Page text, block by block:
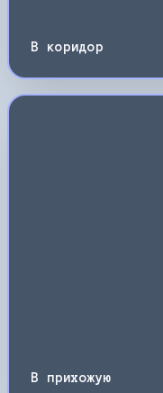
В коридор
В прихожую